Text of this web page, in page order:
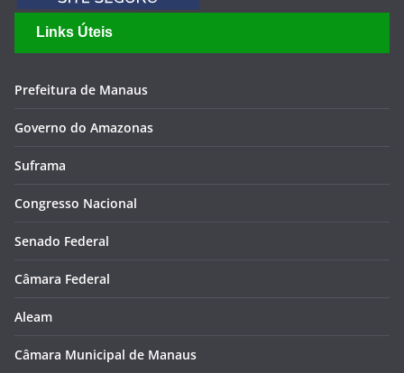
Links Úteis
Prefeitura de Manaus
Governo do Amazonas
Suframa
Congresso Nacional
Senado Federal
Câmara Federal
Aleam
Câmara Municipal de Manaus